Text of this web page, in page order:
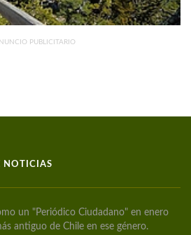
PUBLICITARIO
NOTICIAS
un "Periódico Ciudadano" en enero
antiguo de Chile en ese género.